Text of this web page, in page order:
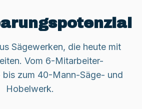
Sägewerken, die heute mit
Vom 6-Mitarbeiter-
bis zum 40-Mann-Säge- und
Hobelwerk.